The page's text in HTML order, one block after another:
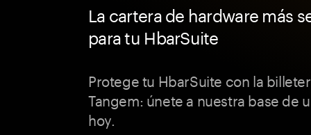
La cartera de hardware más
para tu HbarSuite
Protege tu HbarSuite con la
Tangem: únete a nuestra base de
hoy.